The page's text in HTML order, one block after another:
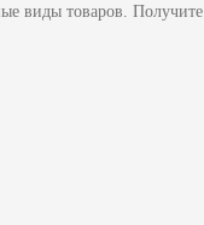
виды товаров. Получите